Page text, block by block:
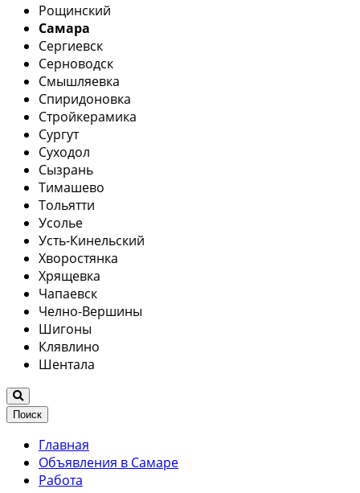
Рощинский
Самара
Сергиевск
Серноводск
Смышляевка
Спиридоновка
Стройкерамика
Сургут
Суходол
Сызрань
Тимашево
Тольятти
Усолье
Усть-Кинельский
Хворостянка
Хрящевка
Чапаевск
Челно-Вершины
Шигоны
Клявлино
Шентала
Поиск
Главная
Объявления в Самаре
Работа